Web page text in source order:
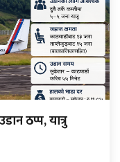
ठप्प, यात्रु